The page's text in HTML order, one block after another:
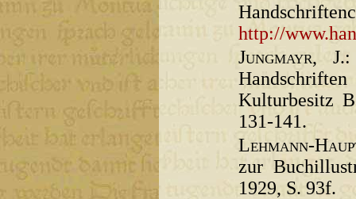
http://
Jungmayr, J.:
Kulturbesitz
131-141.
Lehmann-
zur
1929, S. 93f.